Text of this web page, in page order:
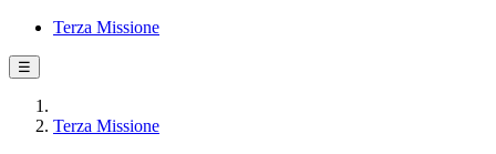
Terza Missione
☰
Terza Missione